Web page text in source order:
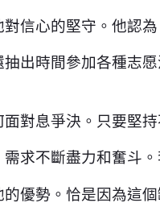
對信心的堅守。他認
出時間參加各種志
對息爭決。只要堅
求不斷盡力和奮斗
優勢。恰是因為這